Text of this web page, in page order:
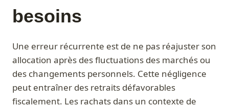
besoins
Une erreur récurrente est de ne pas réajuster son
allocation après des fluctuations des marchés ou
des changements personnels. Cette négligence
peut entraîner des retraits défavorables
fiscalement. Les rachats dans un contexte de